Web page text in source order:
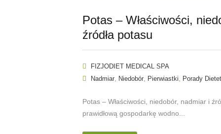
Potas – Właściwości,
źródła potasu
FIZJODIET MEDICAL SPA
Nadmiar
Niedobór Pierwiastki Porady
Potas – Właściwości, niedobór, nadmiar i
prawidłową gospodarkę wodno...